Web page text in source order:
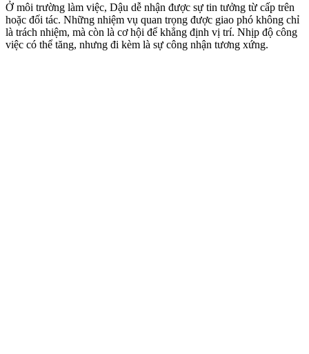
Ở môi trường làm việc, Dậu dễ nhận được sự tin tưởng từ cấp trên
hoặc đối tác. Những nhiệm vụ quan trọng được giao phó không chỉ
là trách nhiệm, mà còn là cơ hội để khẳng định vị trí. Nhịp độ công
việc có thể tăng, nhưng đi kèm là sự công nhận tương xứng.